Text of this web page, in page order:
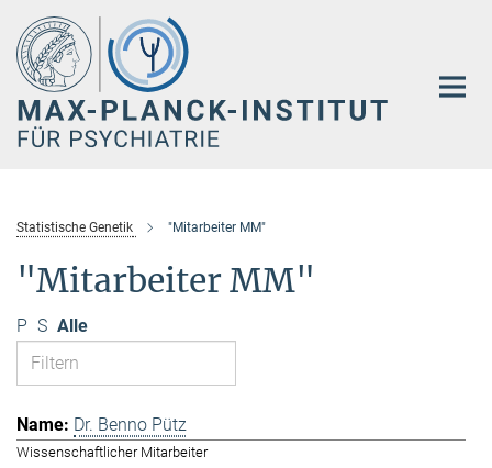
Hauptinhalt
Statistische Genetik "Mitarbeiter MM"
"Mitarbeiter MM"
P S Alle
Dr. Benno Pütz
Wissenschaftlicher Mitarbeiter